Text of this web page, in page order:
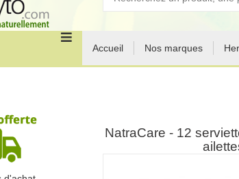
Accueil Nos marques
NatraCare - 12